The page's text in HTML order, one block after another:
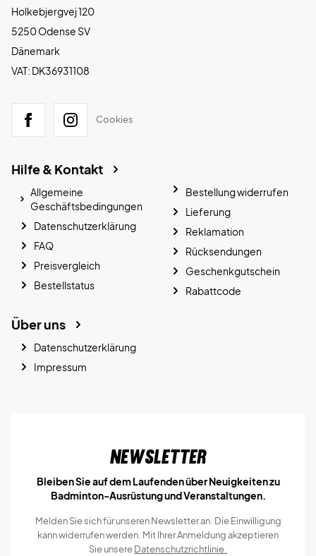
Holkebjergvej 120
5250 Odense SV
Dänemark
VAT: DK36931108
Cookies
Hilfe & Kontakt
Allgemeine
Geschäftsbedingungen
Datenschutzerklärung
FAQ
Preisvergleich
Bestellstatus
Bestellung widerrufen
Lieferung
Reklamation
Rücksendungen
Geschenkgutschein
Rabattcode
Über uns
Datenschutzerklärung
Impressum
Newsletter
Bleiben Sie auf dem Laufenden über Neuigkeiten zu
Badminton-Ausrüstung und Veranstaltungen.
Melden Sie sich für unseren Newsletter an. Die Einwilligung
kann widerrufen werden. Mit Ihrer Anmeldung akzeptieren
Sie unsereDatenschutzrichtlinie.